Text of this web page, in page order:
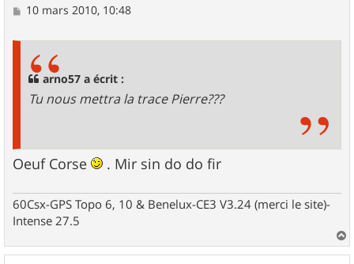
M10 mars 2010, 10:48
arno57 a écrit :
Tu nous mettra la trace Pierre???
Oeuf Corse . Mir sin do do fir
60Csx-GPS Topo 6, 10 & Benelux-CE3 V3.24 (merci le site)-
Intense 27.5
a